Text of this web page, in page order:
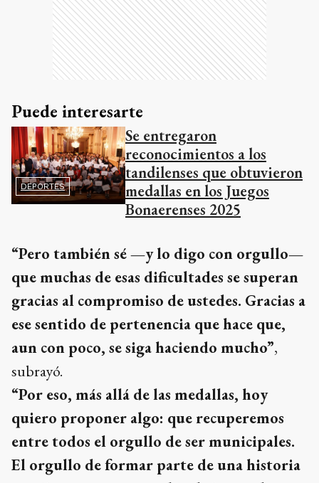
Puede interesarte
DEPORTES
Se entregaron
reconocimientos a los
tandilenses que obtuvieron
medallas en los Juegos
Bonaerenses 2025
“Pero también sé —y lo digo con orgullo—
que muchas de esas dificultades se superan
gracias al compromiso de ustedes. Gracias a
ese sentido de pertenencia que hace que,
aun con poco, se siga haciendo mucho”,
subrayó.
“Por eso, más allá de las medallas, hoy
quiero proponer algo: que recuperemos
entre todos el orgullo de ser municipales.
El orgullo de formar parte de una historia